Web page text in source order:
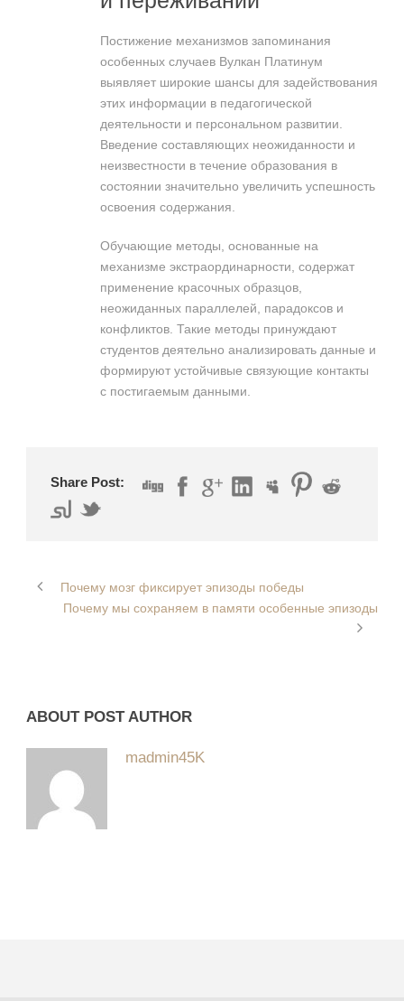
Постижение механизмов запоминания
особенных случаев Вулкан Платинум
выявляет широкие шансы для задействования
этих информации в педагогической
деятельности и персональном развитии.
Введение составляющих неожиданности и
неизвестности в течение образования в
состоянии значительно увеличить успешность
освоения содержания.
Обучающие методы, основанные на
механизме экстраординарности, содержат
применение красочных образцов,
неожиданных параллелей, парадоксов и
конфликтов. Такие методы принуждают
студентов деятельно анализировать данные и
формируют устойчивые связующие контакты
с постигаемым данными.
Share Post:
Почему мозг фиксирует эпизоды победы
Почему мы сохраняем в памяти особенные эпизоды
ABOUT POST AUTHOR
madmin45K